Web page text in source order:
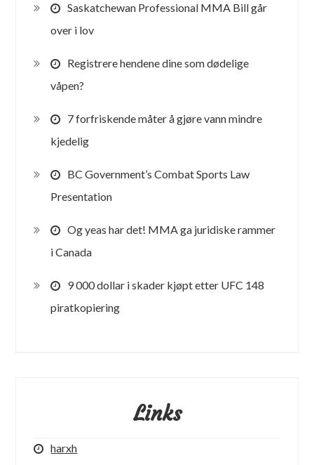
Saskatchewan Professional MMA Bill går
over i lov
Registrere hendene dine som dødelige
våpen?
7 forfriskende måter å gjøre vann mindre
kjedelig
BC Government’s Combat Sports Law
Presentation
Og yeas har det! MMA ga juridiske rammer
i Canada
9 000 dollar i skader kjøpt etter UFC 148
piratkopiering
Links
harxh